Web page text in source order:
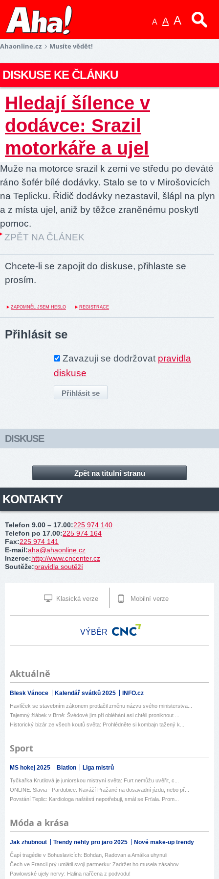
A A A
Ahaonline.cz Musíte vědět!
DISKUSE KE ČLÁNKU
Hledají šílence v
dodávce: Srazil
motorkáře a ujel
Muže na motorce srazil k zemi ve středu po deváté
ráno šofér bílé dodávky. Stalo se to v Mirošovicích
na Teplicku. Řidič dodávky nezastavil, šlápl na plyn
a z místa ujel, aniž by těžce zraněnému poskytl
pomoc.
ZPĚT NA ČLÁNEK
Chcete-li se zapojit do diskuse, přihlaste se
prosím.
ZAPOMNĚL JSEM HESLO REGISTRACE
Přihlásit se
Zavazuji se dodržovat pravidla
diskuse
DISKUSE
Zpět na titulní stranu
KONTAKTY
Telefon 9.00 – 17.00:225 974 140
Telefon po 17.00:225 974 164
Fax:225 974 141
E-mail:aha@ahaonline.cz
Inzerce:http://www.cncenter.cz
Soutěže:pravidla soutěží
Klasická verze Mobilní verze
VÝBĚR
Aktuálně
Blesk Vánoce Kalendář svátků 2025 INFO.cz
Havlíček se stavebním zákonem protlačil změnu názvu svého ministerstva...
Tajemný žlábek v Brně: Švédové jím při obléhání asi chtěli proniknout ...
Historický bizár ze všech koutů světa: Prohlédněte si kombajn tažený k...
Sport
MS hokej 2025 Biatlon Liga mistrů
Tyčkařka Krutilová je juniorskou mistryní světa: Furt nemůžu uvěřit, c...
ONLINE: Slavia - Pardubice. Naváží Pražané na dosavadní jízdu, nebo př...
Povstání Teplic: Kardiologa naštěstí nepotřebuji, smál se Frťala. Prom...
Móda a krása
Jak zhubnout Trendy nehty pro jaro 2025 Nové make-up trendy
Čapí tragédie v Bohuslavicích: Bohdan, Radovan a Amálka uhynuli
Čech ve Francii prý umlátil svoji partnerku: Zadržet ho musela zásahov...
Pawlowské ujely nervy: Halina nařčena z podvodu!